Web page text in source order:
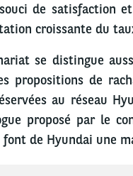
de satisfaction
croissante du
se distingue
propositions de
au réseau
proposé par le
font de Hyundai une